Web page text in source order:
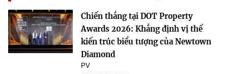
Chiến thắng tại DOT Property
Awards 2026: Khẳng định vị thế
kiến trúc biểu tượng của Newtown
Diamond
PV